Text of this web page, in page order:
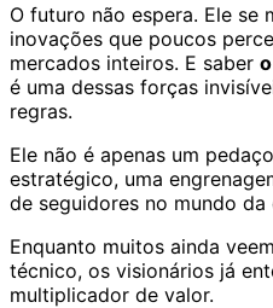
O futuro não espera. Ele se
inovações que poucos
mercados inteiros. E saber
é uma dessas forças
regras.
Ele não é apenas um
estratégico, uma
de seguidores no mundo da
Enquanto muitos ainda
técnico, os visionários já
multiplicador de valor.